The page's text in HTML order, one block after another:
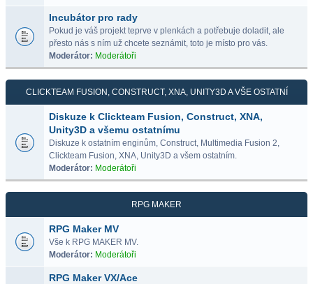
Incubátor pro rady
Pokud je váš projekt teprve v plenkách a potřebuje doladit, ale
přesto nás s ním už chcete seznámit, toto je místo pro vás.
Moderátor: Moderátoři
CLICKTEAM FUSION, CONSTRUCT, XNA, UNITY3D A VŠE OSTATNÍ
Diskuze k Clickteam Fusion, Construct, XNA,
Unity3D a všemu ostatnímu
Diskuze k ostatním enginům, Construct, Multimedia Fusion 2,
Clickteam Fusion, XNA, Unity3D a všem ostatním.
Moderátor: Moderátoři
RPG MAKER
RPG Maker MV
Vše k RPG MAKER MV.
Moderátor: Moderátoři
RPG Maker VX/Ace